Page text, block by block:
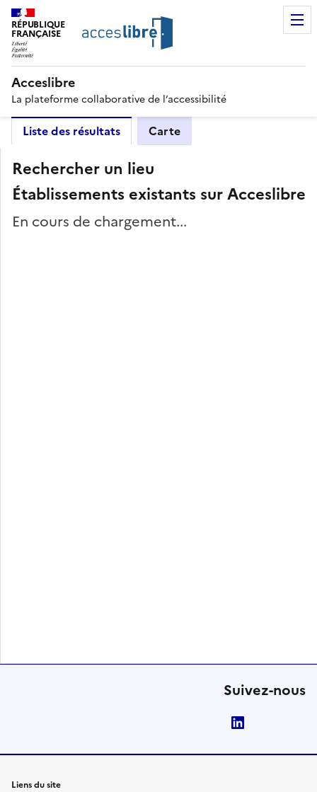
RÉPUBLIQUE
FRANÇAISE
Acceslibre
La plateforme collaborative de l’accessibilité
Liste des résultats Carte
Rechercher un lieu
Établissements existants sur Acceslibre
En cours de chargement...
Suivez-nous
Liens du site